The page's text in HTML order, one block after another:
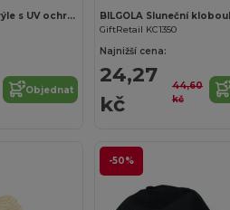
AMERICA Sluneční brýle s UV ochranou
Objednat
GiftRetail KC1350
Najnižší cena:
24,27
kč
44,60
kč
-50%